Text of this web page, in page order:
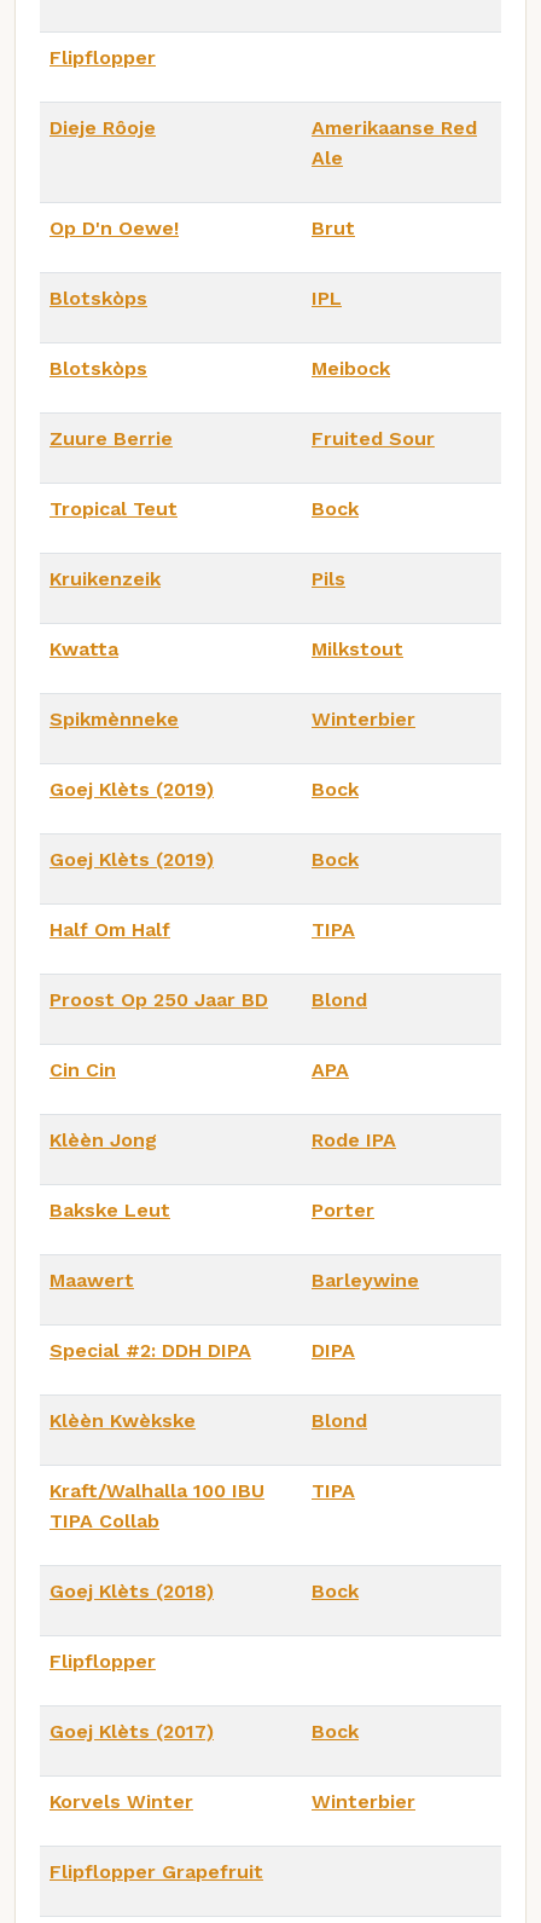
Flipflopper
Dieje Rôoje
Amerikaanse Red
Ale
Op D'n Oewe! Brut
Blotskòps IPL
Blotskòps Meibock
Zuure Berrie Fruited Sour
Tropical Teut Bock
Kruikenzeik Pils
Kwatta Milkstout
Spikmènneke Winterbier
Goej Klèts (2019) Bock
Goej Klèts (2019) Bock
Half Om Half TIPA
Proost Op 250 Jaar BD Blond
Cin Cin APA
Klèèn Jong Rode IPA
Bakske Leut Porter
Maawert Barleywine
Special #2: DDH DIPA DIPA
Klèèn Kwèkske Blond
Kraft/Walhalla 100 IBU
TIPA Collab
TIPA
Goej Klèts (2018) Bock
Flipflopper
Goej Klèts (2017) Bock
Korvels Winter Winterbier
Flipflopper Grapefruit